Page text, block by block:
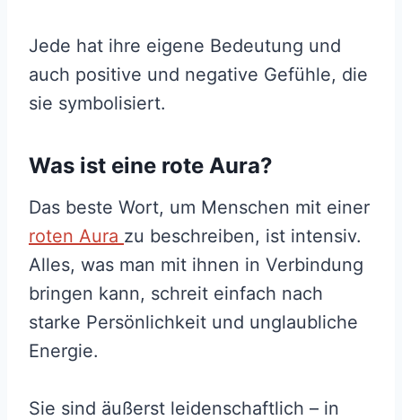
Jede hat ihre eigene Bedeutung und
auch positive und negative Gefühle, die
sie symbolisiert.
Was ist eine rote Aura?
Das beste Wort, um Menschen mit einer
roten Aura zu beschreiben, ist intensiv.
Alles, was man mit ihnen in Verbindung
bringen kann, schreit einfach nach
starke Persönlichkeit und unglaubliche
Energie.
Sie sind äußerst leidenschaftlich – in